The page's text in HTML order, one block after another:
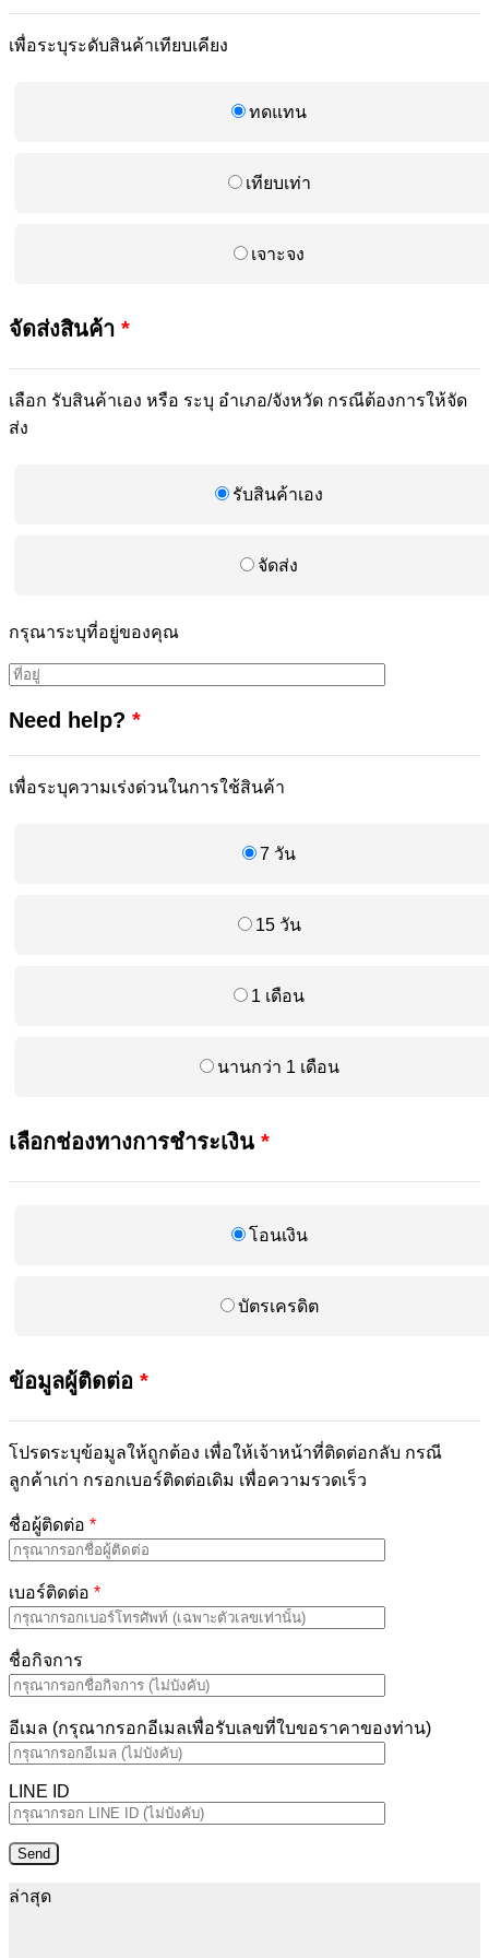
เพื่อระบุระดับสินค้าเทียบเคียง
ทดแทน
เทียบเท่า
เจาะจง
จัดส่งสินค้า *
เลือก รับสินค้าเอง หรือ ระบุ อำเภอ/จังหวัด กรณีต้องการให้จัด
ส่ง
รับสินค้าเอง
จัดส่ง
กรุณาระบุที่อยู่ของคุณ
Need help? *
เพื่อระบุความเร่งด่วนในการใช้สินค้า
7 วัน
15 วัน
1 เดือน
นานกว่า 1 เดือน
เลือกช่องทางการชำระเงิน *
โอนเงิน
บัตรเครดิต
ข้อมูลผู้ติดต่อ *
โปรดระบุข้อมูลให้ถูกต้อง เพื่อให้เจ้าหน้าที่ติดต่อกลับ กรณี
ลูกค้าเก่า กรอกเบอร์ติดต่อเดิม เพื่อความรวดเร็ว
ชื่อผู้ติดต่อ *
เบอร์ติดต่อ *
ชื่อกิจการ
อีเมล (กรุณากรอกอีเมลเพื่อรับเลขที่ใบขอราคาของท่าน)
LINE ID
ล่าสุด